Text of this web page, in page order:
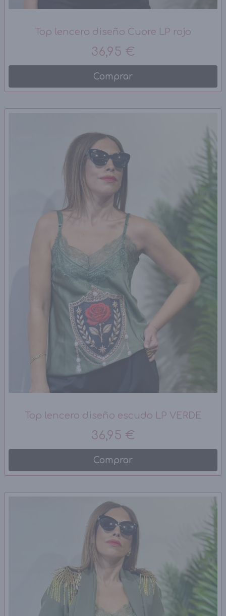
Top lencero diseño Cuore LP rojo
36,95 €
Comprar
Top lencero diseño escudo LP VERDE
36,95 €
Comprar